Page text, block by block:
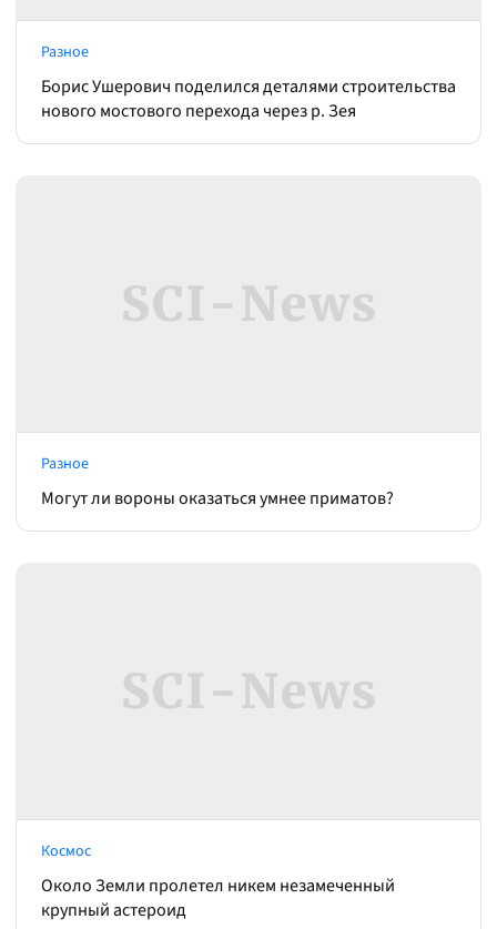
Разное
Борис Ушерович поделился деталями строительства
нового мостового перехода через р. Зея
Разное
Могут ли вороны оказаться умнее приматов?
Космос
Около Земли пролетел никем незамеченный
крупный астероид